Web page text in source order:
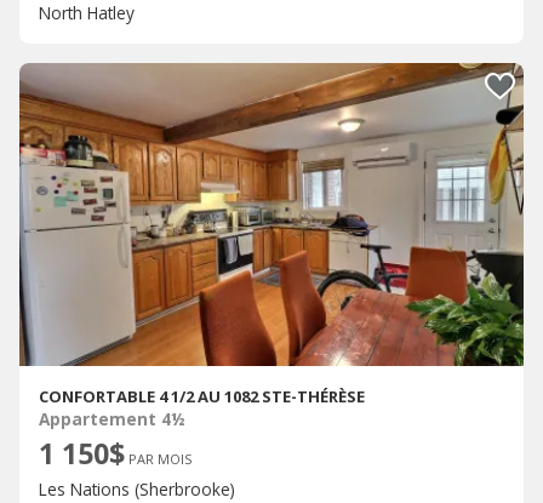
North Hatley
CONFORTABLE 4 1/2 AU 1082 STE-THÉRÈSE
Appartement 4½
1 150$ PAR MOIS
Les Nations (Sherbrooke)